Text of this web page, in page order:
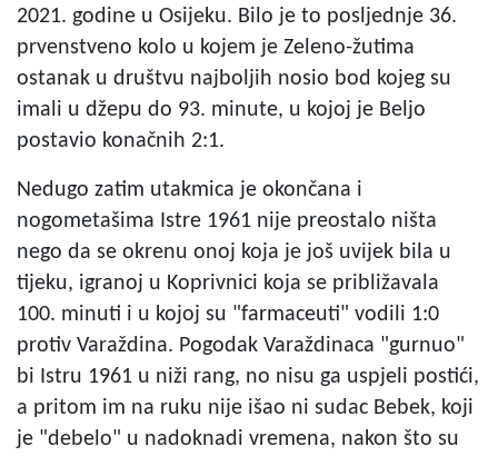
2021. godine u Osijeku. Bilo je to posljednje 36.
prvenstveno kolo u kojem je Zeleno-žutima
ostanak u društvu najboljih nosio bod kojeg su
imali u džepu do 93. minute, u kojoj je Beljo
postavio konačnih 2:1.
Nedugo zatim utakmica je okončana i
nogometašima Istre 1961 nije preostalo ništa
nego da se okrenu onoj koja je još uvijek bila u
tijeku, igranoj u Koprivnici koja se približavala
100. minuti i u kojoj su "farmaceuti" vodili 1:0
protiv Varaždina. Pogodak Varaždinaca "gurnuo"
bi Istru 1961 u niži rang, no nisu ga uspjeli postići,
a pritom im na ruku nije išao ni sudac Bebek, koji
je "debelo" u nadoknadi vremena, nakon što su